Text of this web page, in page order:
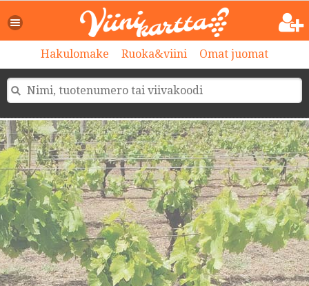
Hakulomake Ruoka&viini Omat juomat